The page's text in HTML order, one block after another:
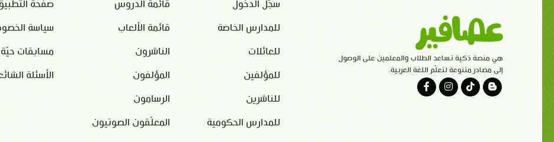
هي منصة ذكية تساعد الطلاب والمعلمين على الوصول
إلى مصادر متنوعة لتعلّم اللغة العربية.
سجّل الدخول
للمدارس الخاصة
للعائلات
للمؤلفين
للناشرين
للمدارس الحكومية
قائمة الدروس
قائمة الألعاب
الناشرون
المؤلفون
الرسامون
المعلّقون الصوتيون
صفحة
سياسة
مسابقات حيّة
الأسئلة